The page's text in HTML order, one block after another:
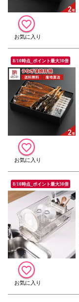
8/10時点_ポイント最大30倍
8/10時点_ポイント最大30倍